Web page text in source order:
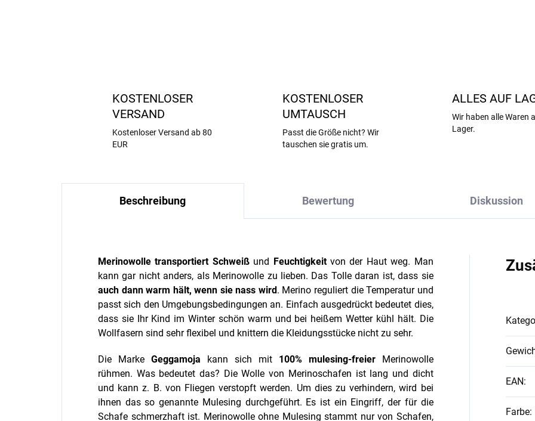
KOSTENLOSER
VERSAND
Kostenloser Versand ab 80
EUR
KOSTENLOSER
UMTAUSCH
Passt die Größe nicht? Wir
tauschen sie gratis um.
ALLES AUF
Wir haben alle Waren
Lager.
Beschreibung Bewertung Diskussion
Merinowolle transportiert Schweißund Feuchtigkeitvon der Haut weg. Man
kann gar nicht anders, als Merinowolle zu lieben. Das Tolle daran ist, dass sie
auch dann warm hält, wenn sie nass wird. Merino reguliert die Temperatur und
passt sich den Umgebungsbedingungen an. Einfach ausgedrückt bedeutet dies,
dass sie Ihr Kind im Winter schön warm und bei heißem Wetter kühl hält. Die
Wollfasern sind sehr flexibel und knittern die Kleidungsstücke nicht zu sehr.
Die MarkeGeggamoja kann sich mit100% mulesing-freierMerinowolle
rühmen. Was bedeutet das? Die Wolle von Merinoschafen ist lang und dicht
und kann z. B. von Fliegen verstopft werden. Um dies zu verhindern, wird bei
ihnen das so genannte Mulesing durchgeführt. Es ist ein Eingriff, der für die
Schafe schmerzhaft ist. Merinowolle ohne Mulesing stammt nur von Schafen,
EAN:
Farbe: